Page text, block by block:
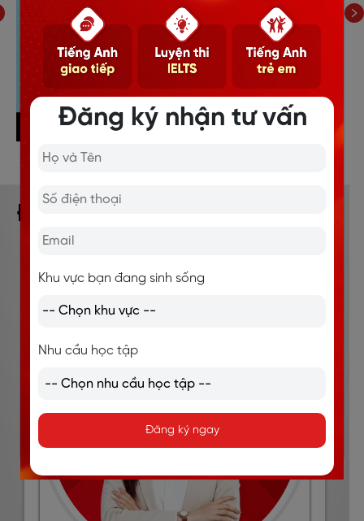
ĐỘI NGŨ GIÁO VIÊN
Đăng ký nhận tư vấn
Khu vực bạn đang sinh sống
Nhu cầu học tập
Đăng ký ngay